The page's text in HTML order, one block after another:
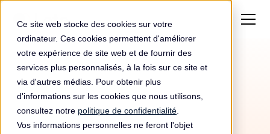
Ce site web stocke des cookies sur votre
ordinateur. Ces cookies permettent d'améliorer
votre expérience de site web et de fournir des
services plus personnalisés, à la fois sur ce site et
via d'autres médias. Pour obtenir plus
d'informations sur les cookies que nous utilisons,
consultez notre politique de confidentialité
Vos informations personnelles ne feront l'objet